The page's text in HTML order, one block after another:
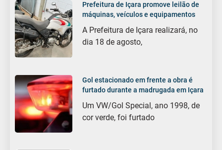
Prefeitura de Içara promove leilão de
máquinas, veículos e equipamentos
A Prefeitura de Içara realizará, no
dia 18 de agosto,
Gol estacionado em frente a obra é
furtado durante a madrugada em Içara
Um VW/Gol Special, ano 1998, de
cor verde, foi furtado